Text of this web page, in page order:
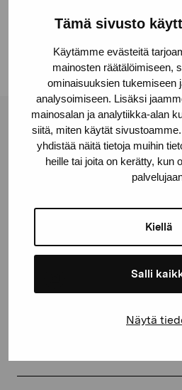
Tämä sivusto
Käytämme evästeitä
mainosten räätälöimiseen,
ominaisuuksien tukemiseen
analysoimiseen. Lisäksi
mainosalan ja analytiikka-alan
siitä, miten käytät
yhdistää näitä tietoja muihin
heille tai joita on kerätty, kun
Kiellä
Salli
Näytä
Pro Artibus -
Kustaa Vaasan katu 11